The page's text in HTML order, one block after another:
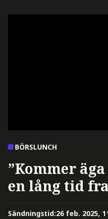
BÖRSLUNCH
”Kommer
en lång tid
Sändningstid:26 feb. 2025,